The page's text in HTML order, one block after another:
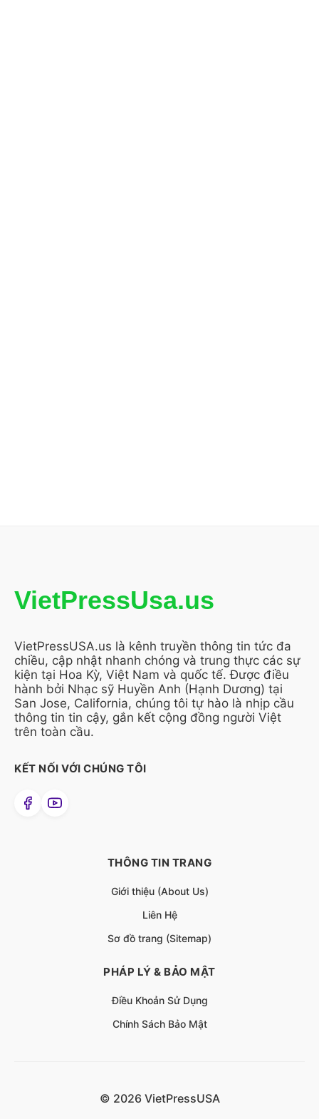
VietPressUsa.us
VietPressUSA.us là kênh truyền thông tin tức đa
chiều, cập nhật nhanh chóng và trung thực các sự
kiện tại Hoa Kỳ, Việt Nam và quốc tế. Được điều
hành bởi Nhạc sỹ Huyền Anh (Hạnh Dương) tại
San Jose, California, chúng tôi tự hào là nhịp cầu
thông tin tin cậy, gắn kết cộng đồng người Việt
trên toàn cầu.
KẾT NỐI VỚI CHÚNG TÔI
THÔNG TIN TRANG
Giới thiệu (About Us)
Liên Hệ
Sơ đồ trang (Sitemap)
PHÁP LÝ & BẢO MẬT
Điều Khoản Sử Dụng
Chính Sách Bảo Mật
© 2026 VietPressUSA